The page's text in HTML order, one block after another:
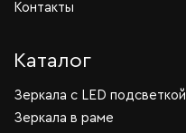
Контакты
Каталог
Зеркала c LED подсветкой
Зеркала в раме